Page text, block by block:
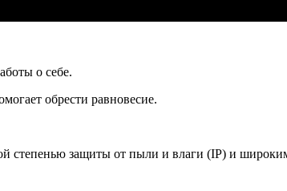
о себе.
обрести равновесие.
степенью защиты от пыли и влаги (IP) и